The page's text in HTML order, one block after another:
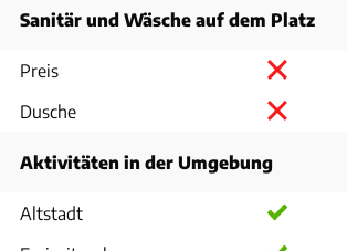
Sanitär und Wäsche auf dem Platz
Preis
Dusche
Aktivitäten in der Umgebung
Altstadt